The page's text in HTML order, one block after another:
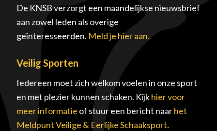
De KNSB verzorgt een maandelijkse nieuwsbrief
aan zowel leden als overige
geïnteresseerden. Meld je hier aan.
Veilig Sporten
Iedereen moet zich welkom voelen in onze sport
en met plezier kunnen schaken. Kijkhier voor
meer informatie of stuur een bericht naarhet
Meldpunt Veilige & Eerlijke Schaaksport.